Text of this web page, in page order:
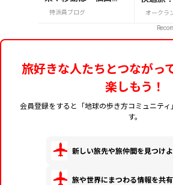
線」と「高速バス」
特派員ブログ
国情報
オークラ
旅好きな人たちとつながっ
楽しもう！
会員登録をすると「地球の歩き方コミュニテ
す。
新しい旅先や旅仲間を見つけよ
旅や世界にまつわる情報を共有